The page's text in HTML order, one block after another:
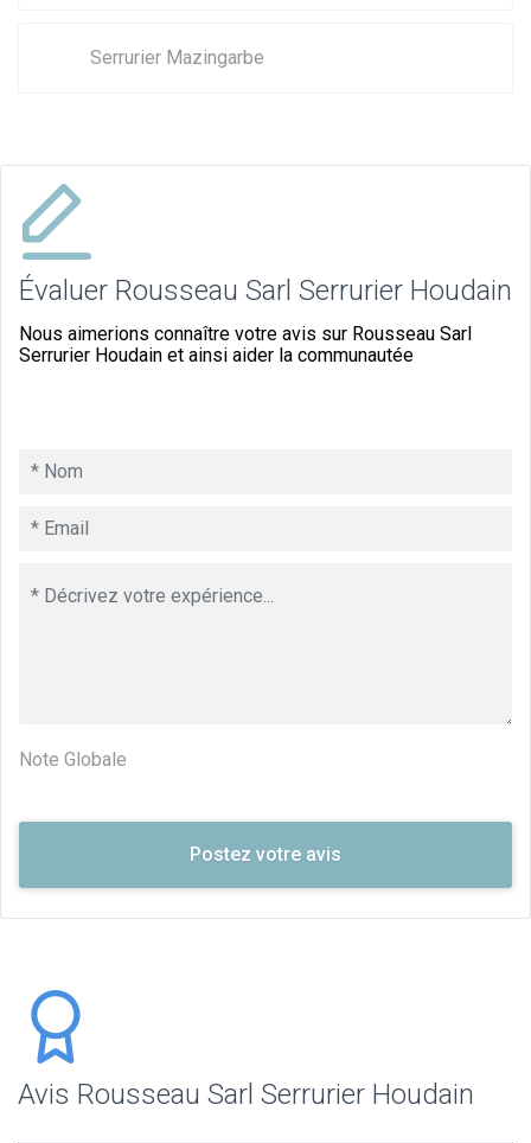
Serrurier Mazingarbe
Évaluer Rousseau Sarl Serrurier Houdain
Nous aimerions connaître votre avis sur Rousseau Sarl
Serrurier Houdain et ainsi aider la communautée
Note Globale
Avis Rousseau Sarl Serrurier Houdain